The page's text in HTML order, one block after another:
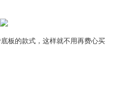
板的款式，这样就不用再费心买